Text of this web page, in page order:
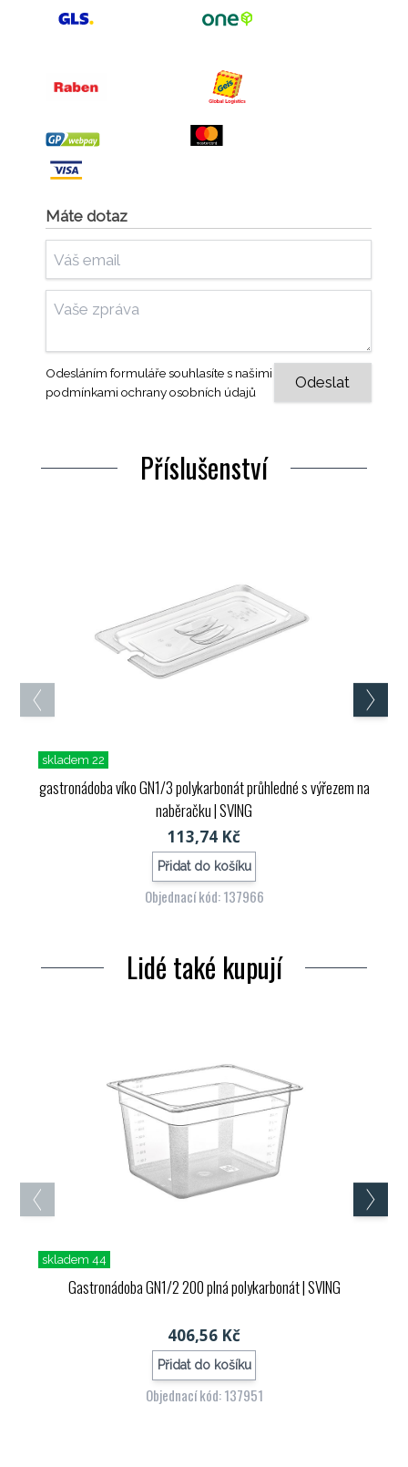
Máte dotaz
Odesláním formuláře souhlasíte s našimi
podmínkami ochrany osobních údajů
Příslušenství
skladem 22
gastronádoba víko GN1/3 polykarbonát průhledné s výřezem na
naběračku| SVING
113,74 Kč
Přidat do košíku
Objednací kód: 137966
Lidé také kupují
skladem 44
Gastronádoba GN1/2 200 plná polykarbonát| SVING
406,56 Kč
Přidat do košíku
Objednací kód: 137951